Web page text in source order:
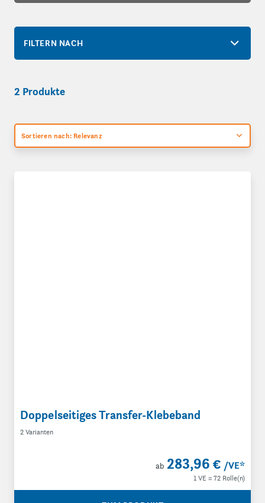
FILTERN NACH
2 Produkte
Sortieren nach: Relevanz
Doppelseitiges Transfer-Klebeband
2 Varianten
ab 283,96 € /VE*
1 VE = 72 Rolle(n)